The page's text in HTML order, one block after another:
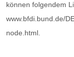
können folgendem
www.bfdi.bund.de/
node.html.